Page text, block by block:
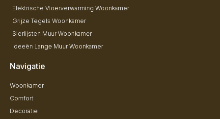
Elektrische Vloerverwarming Woonkamer
Grijze Tegels Woonkamer
Sierlijsten Muur Woonkamer
Ideeën Lange Muur Woonkamer
Navigatie
Woonkamer
Comfort
Decoratie